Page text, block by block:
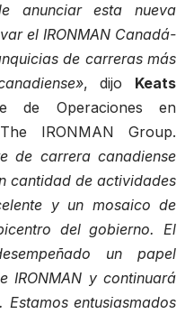
anunciar esta nueva
el IRONMAN Canadá-
de carreras más
, dijo Keats
de Operaciones en
IRONMAN Group.
de carrera canadiense
cantidad de actividades
y un mosaico de
del gobierno. El
un papel
IRONMAN y continuará
entusiasmados